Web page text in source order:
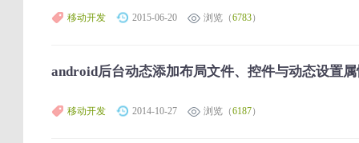
移动开发 2015-06-20 浏览（6783）
android后台动态添加布局文件、控件与动态设置
移动开发 2014-10-27 浏览（6187）